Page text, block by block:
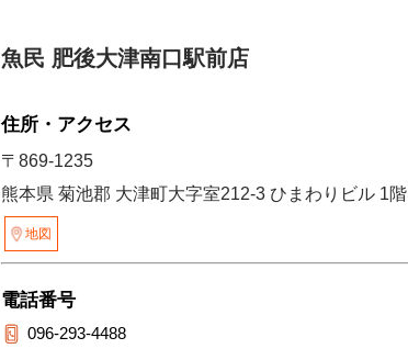
魚民 肥後大津南口駅前店
住所・アクセス
〒869-1235
熊本県 菊池郡 大津町大字室212-3 ひまわりビル 1階
地図
電話番号
096-293-4488